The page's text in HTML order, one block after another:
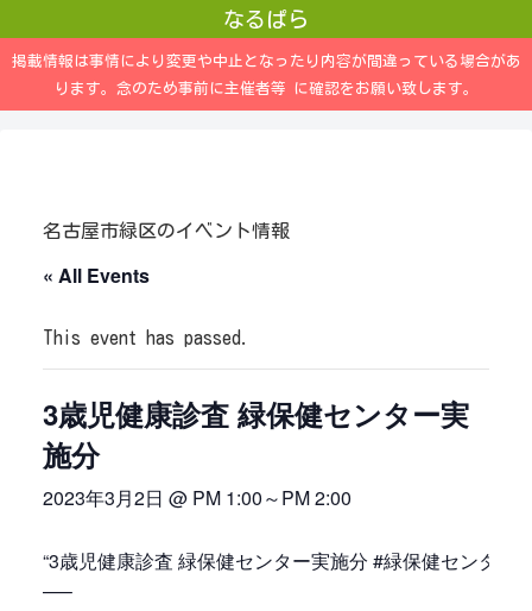
なるぱら
掲載情報は事情により変更や中止となったり内容が間違っている場合があ
ります。念のため事前に主催者等 に確認をお願い致します。
名古屋市緑区のイベント情報
« All Events
This event has passed.
3歳児健康診査 緑保健センター実
施分
2023年3月2日 @ PM 1:00～PM 2:00
“3歳児健康診査 緑保健センター実施分 #緑保健センター
—–